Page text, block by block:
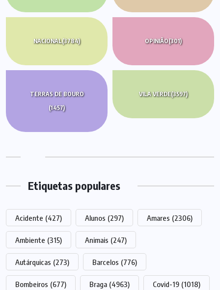
NACIONAL(3784) OPINIÃO(301)
TERRAS DE BOURO
(1457)
VILA VERDE(3597)
Etiquetas populares
Acidente (427) Alunos (297) Amares (2306)
Ambiente (315) Animais (247)
Autárquicas (273) Barcelos (776)
Bombeiros (677) Braga (4963) Covid-19 (1018)